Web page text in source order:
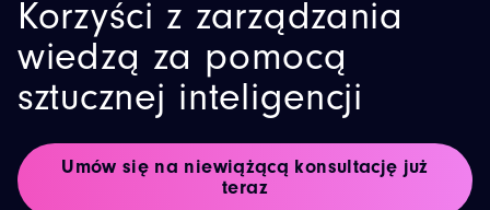
Korzyści z zarządzania
wiedzą za pomocą
sztucznej inteligencji
Umów się na niewiążącą konsultację już
teraz